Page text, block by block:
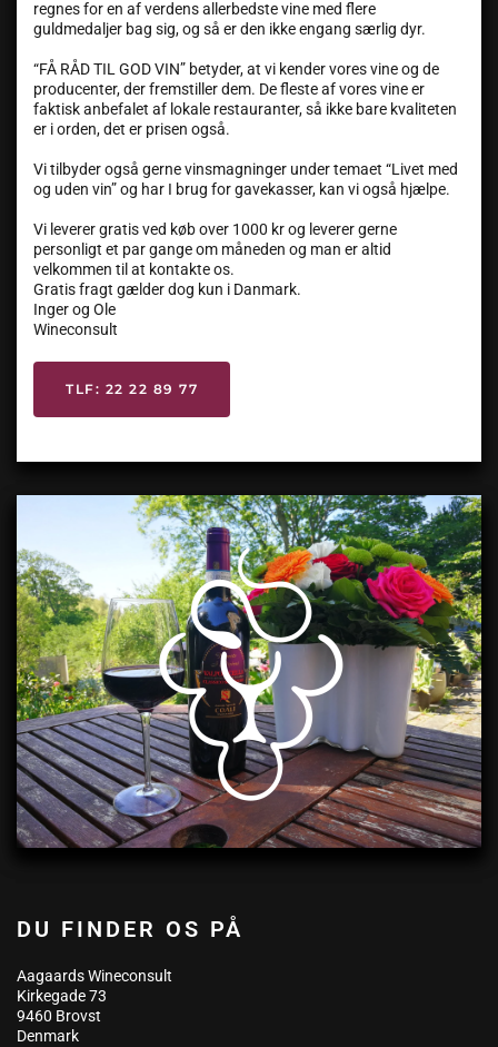
regnes for en af verdens allerbedste vine med flere
guldmedaljer bag sig, og så er den ikke engang særlig dyr.
“FÅ RÅD TIL GOD VIN” betyder, at vi kender vores vine og de
producenter, der fremstiller dem. De fleste af vores vine er
faktisk anbefalet af lokale restauranter, så ikke bare kvaliteten
er i orden, det er prisen også.
Vi tilbyder også gerne vinsmagninger under temaet “Livet med
og uden vin” og har I brug for gavekasser, kan vi også hjælpe.
Vi leverer gratis ved køb over 1000 kr og leverer gerne
personligt et par gange om måneden og man er altid
velkommen til at kontakte os.
Gratis fragt gælder dog kun i Danmark.
Inger og Ole
Wineconsult
TLF: 22 22 89 77
DU FINDER OS PÅ
Aagaards Wineconsult
Kirkegade 73
9460 Brovst
Denmark